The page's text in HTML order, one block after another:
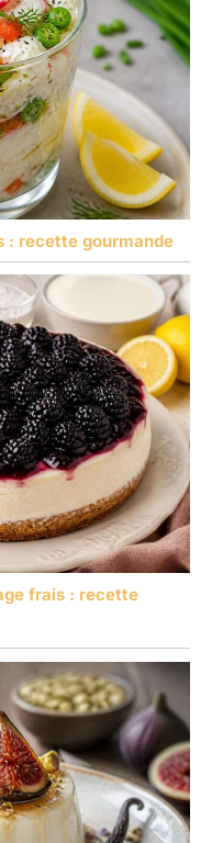
: recette gourmande
frais : recette